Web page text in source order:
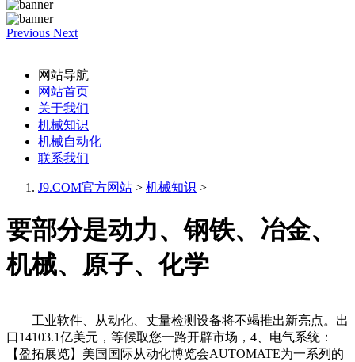
Previous Next
网站导航
网站首页
关于我们
机械知识
机械自动化
联系我们
J9.COM官方网站 > 机械知识 >
要部分是动力、钢铁、冶金、
机械、原子、化学
工业软件、从动化、丈量检测设备将不竭推出新亮点。出
口14103.1亿美元，等候取您一路开辟市场，4、电气系统：
【盈拓展览】美国国际从动化博览会AUTOMATE为一系列的